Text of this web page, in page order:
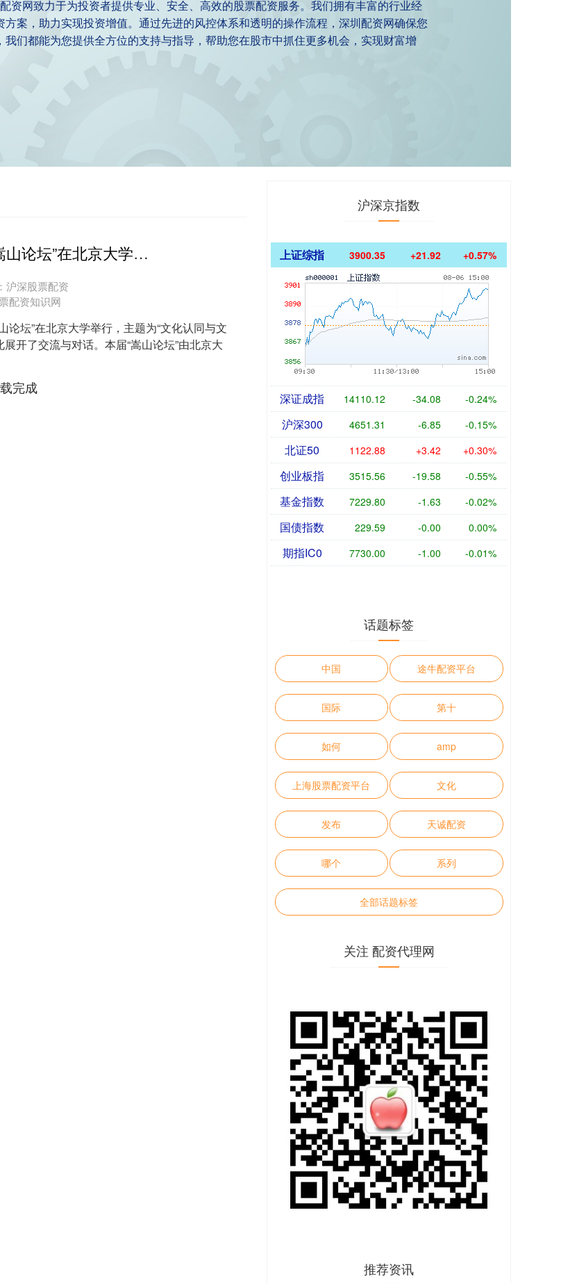
资网致力于为投资者提供专业、安全、高效的股票配资服务。我们拥有丰富的行业经
案，助力实现投资增值。通过先进的风控体系和透明的操作流程，深圳配资网确保您
们都能为您提供全方位的支持与指导，帮助您在股市中抓住更多机会，实现财富增
鼓腰包配资 第十四届“嵩山论坛”在北京大学开幕 聚焦文化认同与文明对话
沪深股票配资
配资知识网
论坛”在北京大学举行，主题为“文化认同与文
开了交流与对话。本届“嵩山论坛”由北京大
完成
沪深京指数
上证综指 3900.35 +21.92 +0.57%
深证成指 14110.12 -34.08 -0.24%
沪深300 4651.31 -6.85 -0.15%
北证50 1122.88 +3.42 +0.30%
创业板指 3515.56 -19.58 -0.55%
基金指数 7229.80 -1.63 -0.02%
国债指数 229.59 -0.00 0.00%
期指IC0 7730.00 -1.00 -0.01%
话题标签
中国 途牛配资平台
国际 第十
如何 amp
上海股票配资平台 文化
发布 天诚配资
哪个 系列
全部话题标签
关注 配资代理网
推荐资讯